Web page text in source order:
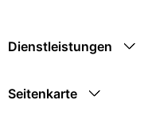
Dienstleistungen
Seitenkarte